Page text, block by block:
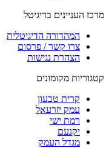
מרכז העניינים בדיגיטל
המהדורה הדיגיטלית
צרו קשר / פרסום
הצהרת נגישות
קטגוריות מקומונים
קרית טבעון
עמק יזרעאל
רמת ישי
יקנעם
מגדל העמק